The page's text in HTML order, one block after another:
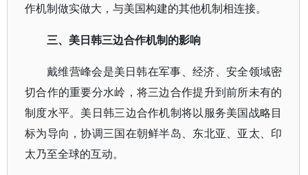
作机制做实做大，与美国构建的其他机制相连接。
三、美日韩三边合作机制的影响
戴维营峰会是美日韩在军事、经济、安全领域密
切合作的重要分水岭，将三边合作提升到前所未有的
制度水平。美日韩三边合作机制将以服务美国战略目
标为导向，协调三国在朝鲜半岛、东北亚、亚太、印
太乃至全球的互动。